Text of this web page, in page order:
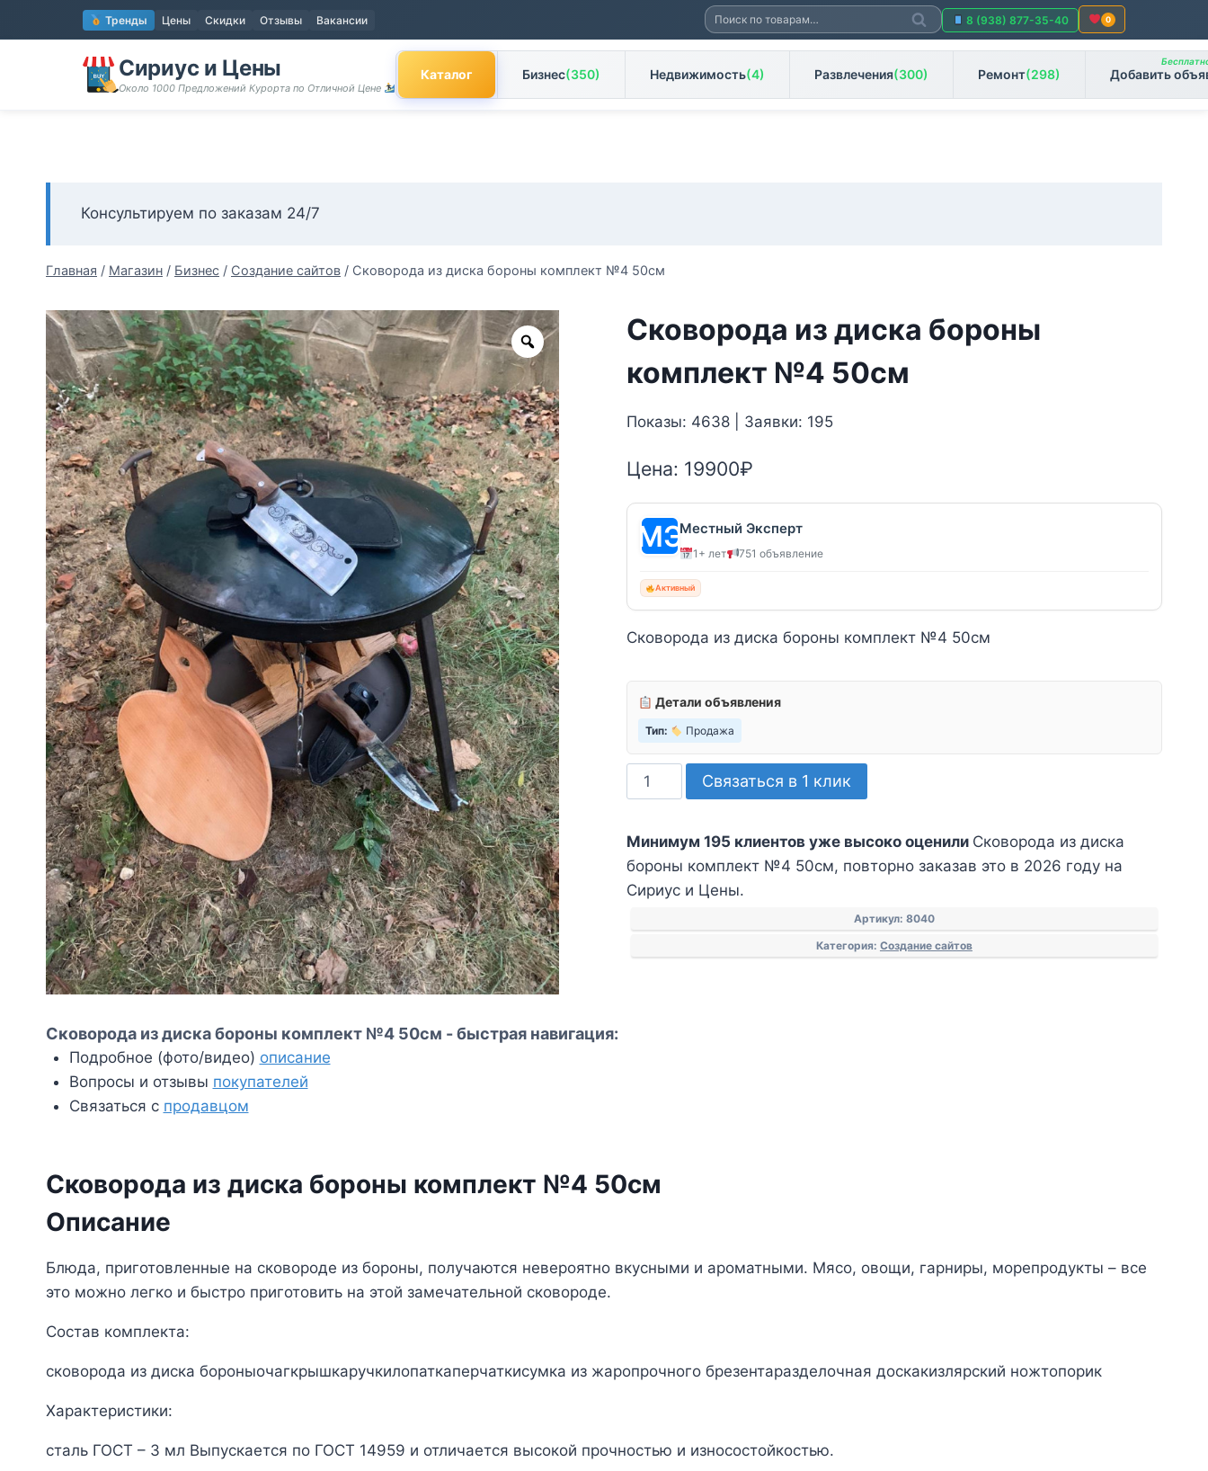
к
содержимому
Тренды Цены Скидки Отзывы Вакансии Искать:
Поиск
8 (938) 877-35-40 0
Сириус и Цены
Около 1000 Предложений Курорта по Отличной Цене
Каталог Бизнес(350) Недвижимость(4) Развлечения(300) Ремонт(298) Добавить
Консультируем по заказам 24/7
Главная / Магазин / Бизнес / Создание сайтов / Сковорода из диска бороны комплект №4 50см
Zoom
Сковорода из диска бороны
комплект №4 50см
Показы: 4638 | Заявки: 195
Цена: 19900₽
Местный Эксперт
1+ лет 751 объявление
Активный
Сковорода из диска бороны комплект №4 50см
Детали объявления
Тип: Продажа
Количество
товара
из
диска
бороны
Связаться в 1 клик
Минимум 195 клиентов уже высоко оценили Сковорода из диска
бороны комплект №4 50см, повторно заказав это в 2026 году на
Сириус и Цены.
Артикул: 8040
Категория: Создание сайтов
Сковорода из диска бороны комплект №4 50см - быстрая навигация:
Подробное (фото/видео) описание
Вопросы и отзывы покупателей
Связаться с продавцом
Сковорода из диска бороны комплект №4 50см
Описание
Блюда, приготовленные на сковороде из бороны, получаются невероятно вкусными и ароматными. Мясо, овощи, гарниры, морепродукты – все
это можно легко и быстро приготовить на этой замечательной сковороде.
Состав комплекта:
сковорода из диска бороныочагкрышкаручкилопаткаперчаткисумка из жаропрочного брезентаразделочная доскакизлярский ножтопорик
Характеристики:
сталь ГОСТ – 3 мл Выпускается по ГОСТ 14959 и отличается высокой прочностью и износостойкостью.